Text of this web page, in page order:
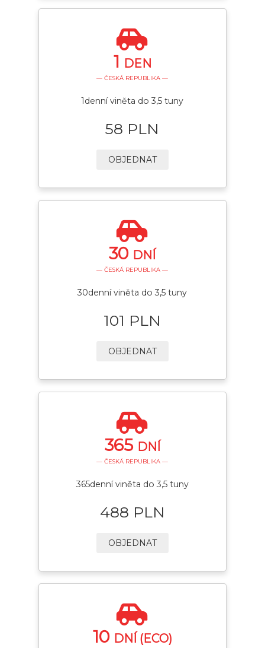
1 DEN
— ČESKÁ REPUBLIKA —
1denní viněta do 3,5 tuny
58 PLN
OBJEDNAT
30 DNÍ
— ČESKÁ REPUBLIKA —
30denní viněta do 3,5 tuny
101 PLN
OBJEDNAT
365 DNÍ
— ČESKÁ REPUBLIKA —
365denní viněta do 3,5 tuny
488 PLN
OBJEDNAT
10 DNÍ (ECO)